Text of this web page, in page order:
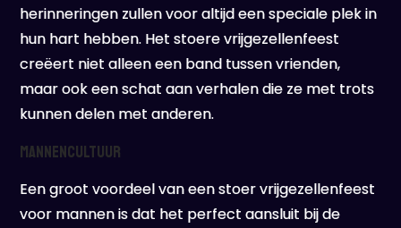
herinneringen zullen voor altijd een speciale plek in
hun hart hebben. Het stoere vrijgezellenfeest
creëert niet alleen een band tussen vrienden,
maar ook een schat aan verhalen die ze met trots
kunnen delen met anderen.
Mannencultuur
Een groot voordeel van een stoer vrijgezellenfeest
voor mannen is dat het perfect aansluit bij de